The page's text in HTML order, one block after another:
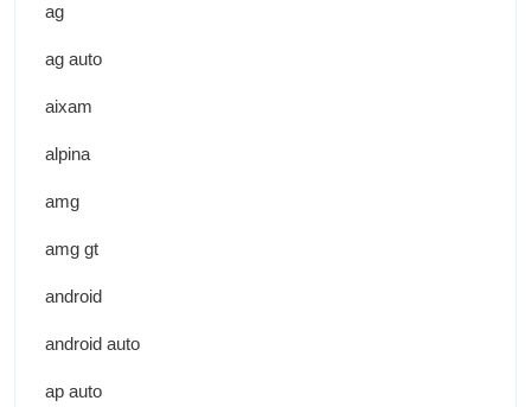
ag
ag auto
aixam
alpina
amg
amg gt
android
android auto
ap auto